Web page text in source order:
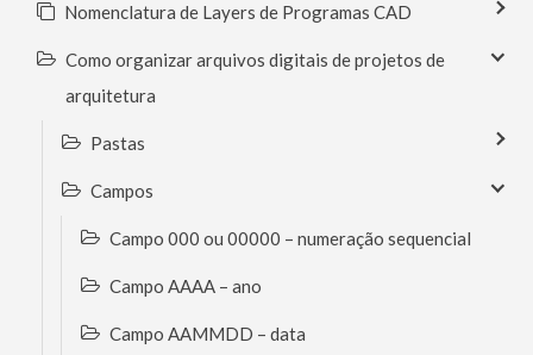
Nomenclatura de Layers de Programas CAD
Como organizar arquivos digitais de projetos de
arquitetura
Pastas
Campos
Campo 000 ou 00000 – numeração sequencial
Campo AAAA – ano
Campo AAMMDD – data